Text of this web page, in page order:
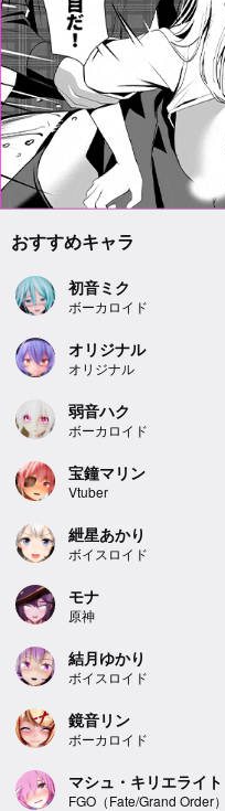
おすすめキャラ
初音ミク
ボーカロイド
オリジナル
オリジナル
弱音ハク
ボーカロイド
宝鐘マリン
Vtuber
紲星あかり
ボイスロイド
モナ
原神
結月ゆかり
ボイスロイド
鏡音リン
ボーカロイド
マシュ・キリエライト
FGO（Fate/Grand Order）